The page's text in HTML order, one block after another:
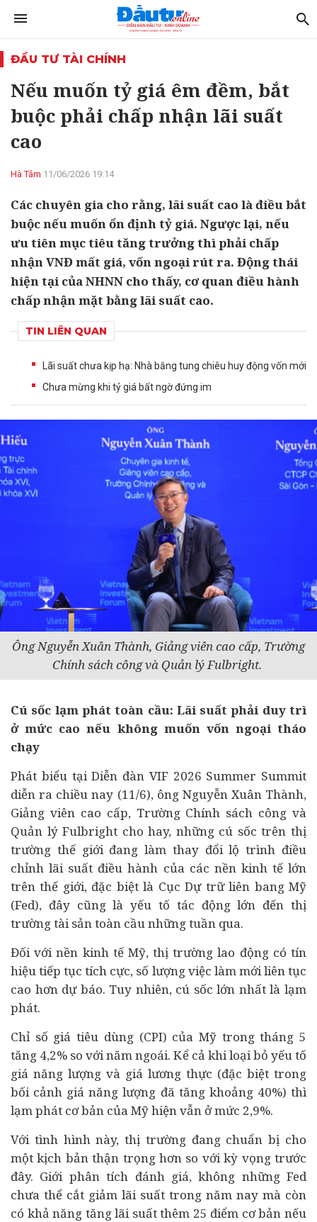
ĐẦU TƯ TÀI CHÍNH
Nếu muốn tỷ giá êm đềm, bắt
buộc phải chấp nhận lãi suất
cao
Hà Tâm 11/06/2026 19:14
Các chuyên gia cho rằng, lãi suất cao là điều bắt
buộc nếu muốn ổn định tỷ giá. Ngược lại, nếu
ưu tiên mục tiêu tăng trưởng thì phải chấp
nhận VNĐ mất giá, vốn ngoại rút ra. Động thái
hiện tại của NHNN cho thấy, cơ quan điều hành
chấp nhận mặt bằng lãi suất cao.
TIN LIÊN QUAN
Lãi suất chưa kịp hạ: Nhà băng tung chiêu huy động vốn mới
Chưa mừng khi tỷ giá bất ngờ đứng im
Ông Nguyễn Xuân Thành, Giảng viên cao cấp, Trường
Chính sách công và Quản lý Fulbright.
Cú sốc lạm phát toàn cầu: Lãi suất phải duy trì
ở mức cao nếu không muốn vốn ngoại tháo
chạy
Phát biểu tại Diễn đàn VIF 2026 Summer Summit
diễn ra chiều nay (11/6), ông Nguyễn Xuân Thành,
Giảng viên cao cấp, Trường Chính sách công và
Quản lý Fulbright cho hay, những cú sốc trên thị
trường thế giới đang làm thay đổi lộ trình điều
chỉnh lãi suất điều hành của các nền kinh tếlớn
trên thế giới, đặc biệt là Cục Dự trữ liên bang Mỹ
(Fed), đây cũng là yếu tố tác động lớn đến thị
trường tài sản toàn cầu những tuần qua.
Đối với nền kinh tế Mỹ, thị trường lao động có tín
hiệu tiếp tục tích cực, số lượng việc làm mới liên tục
cao hơn dự báo. Tuy nhiên, cú sốc lớn nhất là lạm
phát.
Chỉ số giátiêu dùng(CPI) của Mỹ trong tháng 5
tăng 4,2% so với năm ngoái. Kể cả khi loại bỏ yếu tố
giá năng lượng và giá lương thực (đặc biệt trong
bối cảnh giá năng lượng đã tăng khoảng 40%) thì
lạm phát cơ bản của Mỹ hiện vẫn ở mức 2,9%.
Với tình hình này, thị trường đang chuẩn bị cho
một kịch bản thận trọng hơn so với kỳ vọng trước
đây. Giới phân tích đánh giá, không những Fed
chưa thể cắt giảm lãi suất trong năm nay mà còn
có khả năng tăng lãi suất thêm 25 điểm cơ bản nếu